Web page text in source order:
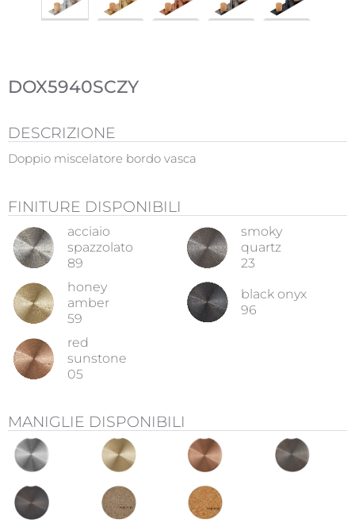
DOX5940SCZY
DESCRIZIONE
Doppio miscelatore bordo vasca
FINITURE DISPONIBILI
acciaio
spazzolato
89
smoky
quartz
23
honey
amber
59
black onyx
96
red
sunstone
05
MANIGLIE DISPONIBILI